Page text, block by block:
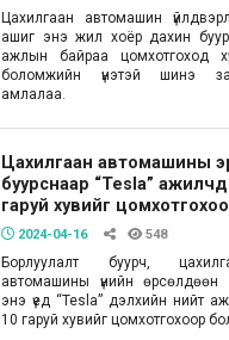
Цахилгаан автомашин
ашиг энэ жил хоёр дахин
ажлын байраа цомхотгоход
боломжийн үнэтэй шинэ
амлалаа.
Цахилгаан автомашины
буурснаар “Tesla”
гаруй хувийг
2024-04-16 548
Борлуулалт буурч,
автомашины үнийн өрсөлдөөн
энэ үед “Tesla” дэлхийн нийт
10 гаруй хувийг цомхотгохоор